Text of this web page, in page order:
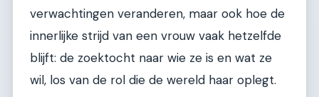
verwachtingen veranderen, maar ook hoe de
innerlijke strijd van een vrouw vaak hetzelfde
blijft: de zoektocht naar wie ze is en wat ze
wil, los van de rol die de wereld haar oplegt.